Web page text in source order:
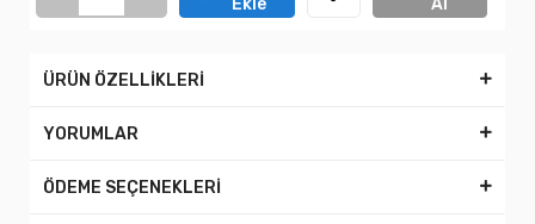
ÜRÜN ÖZELLİKLERİ
YORUMLAR
ÖDEME SEÇENEKLERİ